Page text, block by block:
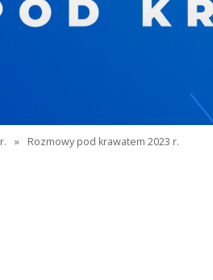
» Rozmowy pod krawatem 2023 r.